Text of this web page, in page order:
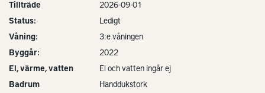
Tillträde
2026-09-01
Status:
Ledigt
Våning:
3:e våningen
Byggår:
2022
El, värme, vatten
El och vatten ingår ej
Badrum
Handdukstork